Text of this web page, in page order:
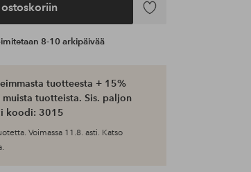
ostoskoriin
Lisää
8-10 arkipäivää
tuotteesta + 15%
tuotteista. Sis. paljon
koodi: 3015
Voimassa 11.8. asti. Katso